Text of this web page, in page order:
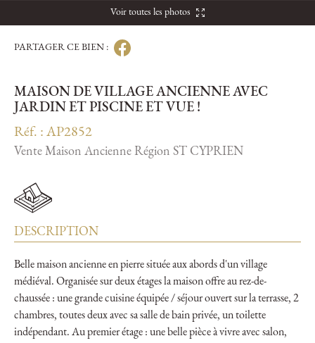
Voir toutes les photos
PARTAGER CE BIEN :
MAISON DE VILLAGE ANCIENNE AVEC
JARDIN ET PISCINE ET VUE !
Réf. : AP2852
Vente Maison Ancienne Région ST CYPRIEN
DESCRIPTION
Belle maison ancienne en pierre située aux abords d'un village
médiéval. Organisée sur deux étages la maison offre au rez-de-
chaussée : une grande cuisine équipée / séjour ouvert sur la terrasse, 2
chambres, toutes deux avec sa salle de bain privée, un toilette
indépendant. Au premier étage : une belle pièce à vivre avec salon,